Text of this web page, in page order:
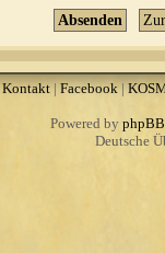
Kontakt| Facebook |
Powered by phpBB
Deutsche